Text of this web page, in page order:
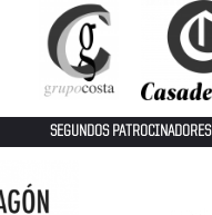
SEGUNDOS PATROCINADORES